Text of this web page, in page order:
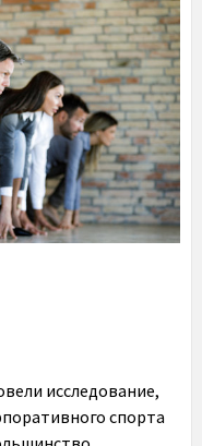
исследование,
спорта